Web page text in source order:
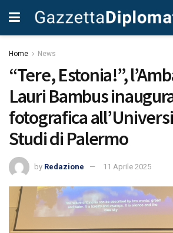
Home News
“Tere, Estonia!”,
Lauri Bambus
fotografica
Studi di Palermo
by Redazione 11 Aprile 2025